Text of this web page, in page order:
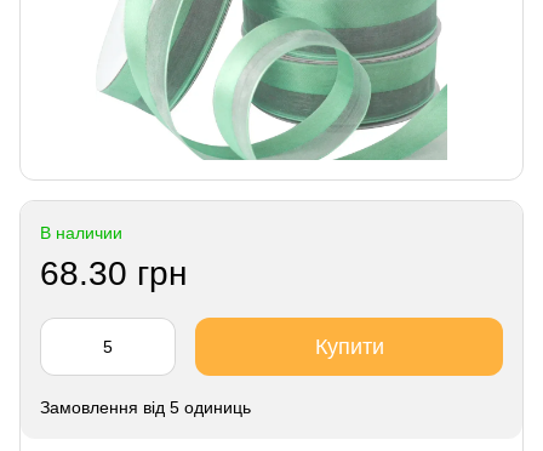
В наличии
68.30 грн
Купити
Замовлення від 5 одиниць